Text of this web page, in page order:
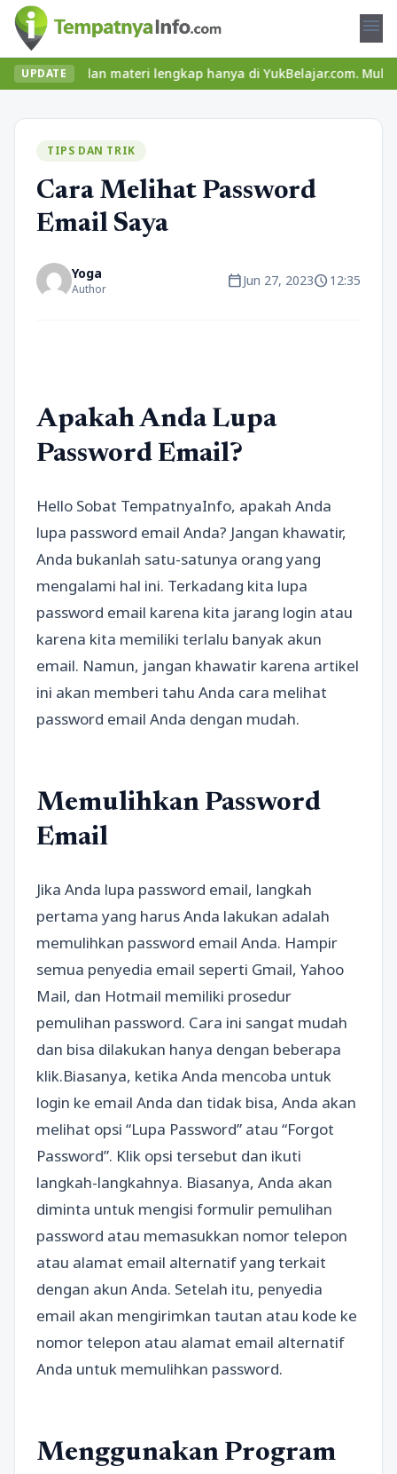
menu
UPDATE
dan materi lengkap hanya di YukBelajar.com. Mulai
TIPS DAN TRIK
Cara Melihat Password
Email Saya
Yoga
Author calendar_todayJun 27, 2023schedule12:35
Apakah Anda Lupa
Password Email?
Hello Sobat TempatnyaInfo, apakah Anda
lupa password email Anda? Jangan khawatir,
Anda bukanlah satu-satunya orang yang
mengalami hal ini. Terkadang kita lupa
password email karena kita jarang login atau
karena kita memiliki terlalu banyak akun
email. Namun, jangan khawatir karena artikel
ini akan memberi tahu Anda cara melihat
password email Anda dengan mudah.
Memulihkan Password
Email
Jika Anda lupa password email, langkah
pertama yang harus Anda lakukan adalah
memulihkan password email Anda. Hampir
semua penyedia email seperti Gmail, Yahoo
Mail, dan Hotmail memiliki prosedur
pemulihan password. Cara ini sangat mudah
dan bisa dilakukan hanya dengan beberapa
klik.Biasanya, ketika Anda mencoba untuk
login ke email Anda dan tidak bisa, Anda akan
melihat opsi “Lupa Password” atau “Forgot
Password”. Klik opsi tersebut dan ikuti
langkah-langkahnya. Biasanya, Anda akan
diminta untuk mengisi formulir pemulihan
password atau memasukkan nomor telepon
atau alamat email alternatif yang terkait
dengan akun Anda. Setelah itu, penyedia
email akan mengirimkan tautan atau kode ke
nomor telepon atau alamat email alternatif
Anda untuk memulihkan password.
Menggunakan Program